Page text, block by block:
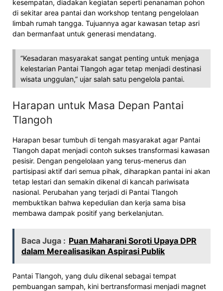
kesempatan, diadakan kegiatan seperti penanaman pohon
di sekitar area pantai dan workshop tentang pengelolaan
limbah rumah tangga. Tujuannya agar kawasan tetap asri
dan bermanfaat untuk generasi mendatang.
“Kesadaran masyarakat sangat penting untuk menjaga
kelestarian Pantai Tlangoh agar tetap menjadi destinasi
wisata unggulan,” ujar salah satu pengelola pantai.
Harapan untuk Masa Depan Pantai
Tlangoh
Harapan besar tumbuh di tengah masyarakat agar Pantai
Tlangoh dapat menjadi contoh sukses transformasi kawasan
pesisir. Dengan pengelolaan yang terus-menerus dan
partisipasi aktif dari semua pihak, diharapkan pantai ini akan
tetap lestari dan semakin dikenal di kancah pariwisata
nasional. Perubahan yang terjadi di Pantai Tlangoh
membuktikan bahwa kepedulian dan kerja sama bisa
membawa dampak positif yang berkelanjutan.
Baca Juga : Puan Maharani Soroti Upaya DPR
dalam Merealisasikan Aspirasi Publik
Pantai Tlangoh, yang dulu dikenal sebagai tempat
pembuangan sampah, kini bertransformasi menjadi magnet